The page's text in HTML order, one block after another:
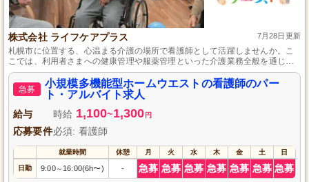
株式会社 ライフケアプラス 7月28日更新
札幌市に位置する、心温まる介護の場所で看護師として活躍しませんか。こ
こでは、利用者さまへの健康管理や服薬管理といった介護業務全般を通じ
て、地域社会とのつながりを深めながら、安心・安全なサービスを提供して
います。外出レクリエーションを含む様々な活動を通じて高齢者の方々が仲
間を作り、健康づくりを支えています。実務未経験の方も歓迎し、週休二日
のシフト制でプライベートも充実。
急募
小規模多機能型ホームウエストの看護師のパー
ト・アルバイト求人
給与 時給 1,100~1,300 円
応募要件必須: 看護師
就業時間 休憩 月 火 水 木 金 土 日
日勤 9:00～ 16:00(6h〜) - 急募 急募 急募 急募 急募 急募 急募